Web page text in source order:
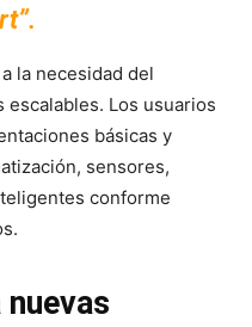
la necesidad del
Los usuarios
básicas y
sensores,
conforme